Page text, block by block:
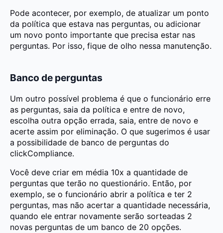
Pode acontecer, por exemplo, de atualizar um ponto
da política que estava nas perguntas, ou adicionar
um novo ponto importante que precisa estar nas
perguntas. Por isso, fique de olho nessa manutenção.
Banco de perguntas
Um outro possível problema é que o funcionário erre
as perguntas, saia da política e entre de novo,
escolha outra opção errada, saia, entre de novo e
acerte assim por eliminação. O que sugerimos é usar
a possibilidade de banco de perguntas do
clickCompliance.
Você deve criar em média 10x a quantidade de
perguntas que terão no questionário. Então, por
exemplo, se o funcionário abrir a política e ter 2
perguntas, mas não acertar a quantidade necessária,
quando ele entrar novamente serão sorteadas 2
novas perguntas de um banco de 20 opções.